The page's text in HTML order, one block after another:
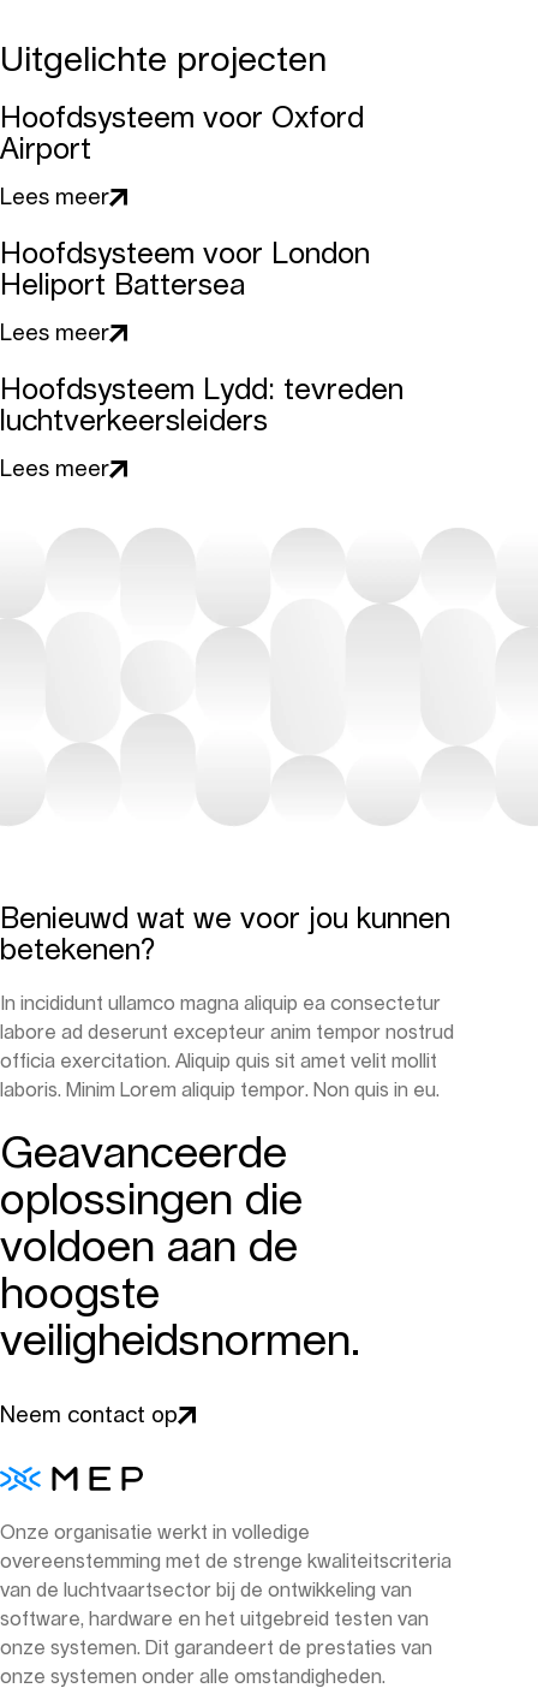
Uitgelichte projecten
Hoofdsysteem voor Oxford
Airport
Lees meer
Hoofdsysteem voor London
Heliport Battersea
Lees meer
Hoofdsysteem Lydd: tevreden
luchtverkeersleiders
Lees meer
Benieuwd wat we voor jou kunnen
betekenen?
In incididunt ullamco magna aliquip ea consectetur
labore ad deserunt excepteur anim tempor nostrud
officia exercitation. Aliquip quis sit amet velit mollit
laboris. Minim Lorem aliquip tempor. Non quis in eu.
Geavanceerde
oplossingen die
voldoen aan de
hoogste
veiligheidsnormen.
Neem contact op
Onze organisatie werkt in volledige
overeenstemming met de strenge kwaliteitscriteria
van de luchtvaartsector bij de ontwikkeling van
software, hardware en het uitgebreid testen van
onze systemen. Dit garandeert de prestaties van
onze systemen onder alle omstandigheden.